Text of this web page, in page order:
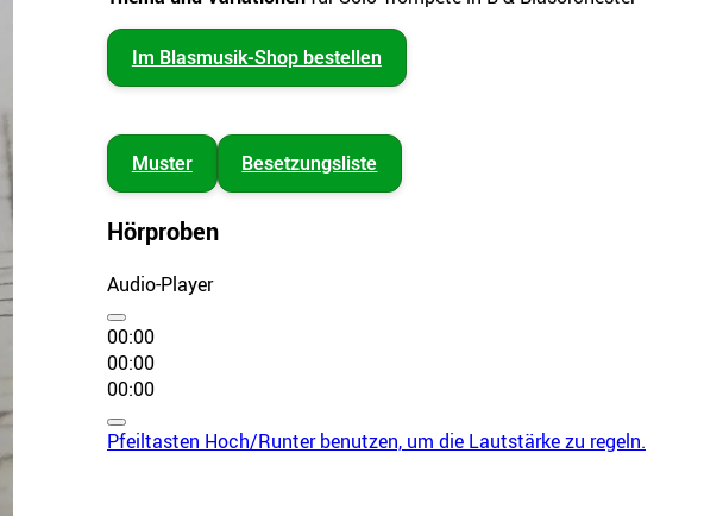
Im Blasmusik-Shop bestellen
Muster Besetzungsliste
Hörproben
Audio-Player
00:00
00:00
00:00
Pfeiltasten Hoch/Runter benutzen, um die Lautstärke zu regeln.